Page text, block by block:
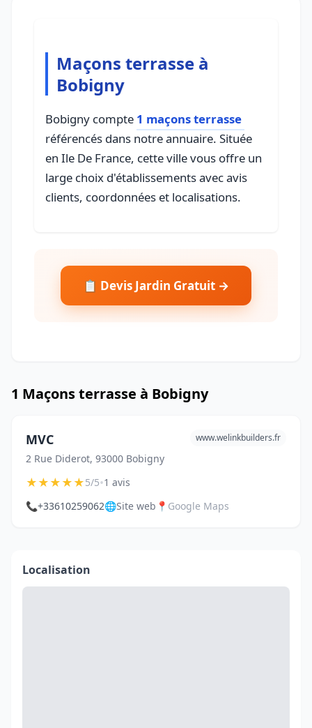
Maçons terrasse à
Bobigny
Bobigny compte 1 maçons terrasse
référencés dans notre annuaire. Située
en Ile De France, cette ville vous offre un
large choix d'établissements avec avis
clients, coordonnées et localisations.
📋 Devis Jardin Gratuit →
1 Maçons terrasse à Bobigny
MVC
2 Rue Diderot, 93000 Bobigny
www.welinkbuilders.fr
★★★★★5/5•1 avis
📞+33610259062🌐Site web 📍 Google Maps
Localisation